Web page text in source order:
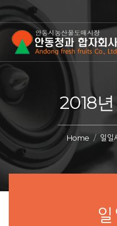
2018
Home 일일